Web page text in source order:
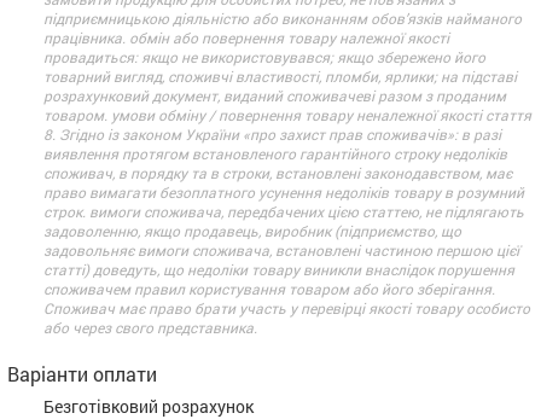
підприємницькою діяльністю або виконанням обов’язків найманого
працівника. обмін або повернення товару належної якості
провадиться: якщо не використовувався; якщо збережено його
товарний вигляд, споживчі властивості, пломби, ярлики; на підставі
розрахунковий документ, виданий споживачеві разом з проданим
товаром. умови обміну / повернення товару неналежної якості стаття
8. Згідно із законом України «про захист прав споживачів»: в разі
виявлення протягом встановленого гарантійного строку недоліків
споживач, в порядку та в строки, встановлені законодавством, має
право вимагати безоплатного усунення недоліків товару в розумний
строк. вимоги споживача, передбачених цією статтею, не підлягають
задоволенню, якщо продавець, виробник (підприємство, що
задовольняє вимоги споживача, встановлені частиною першою цієї
статті) доведуть, що недоліки товару виникли внаслідок порушення
споживачем правил користування товаром або його зберігання.
Споживач має право брати участь у перевірці якості товару особисто
або через свого представника.
Варіанти оплати
Безготівковий розрахунок